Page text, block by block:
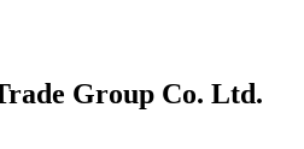
Group Co. Ltd.